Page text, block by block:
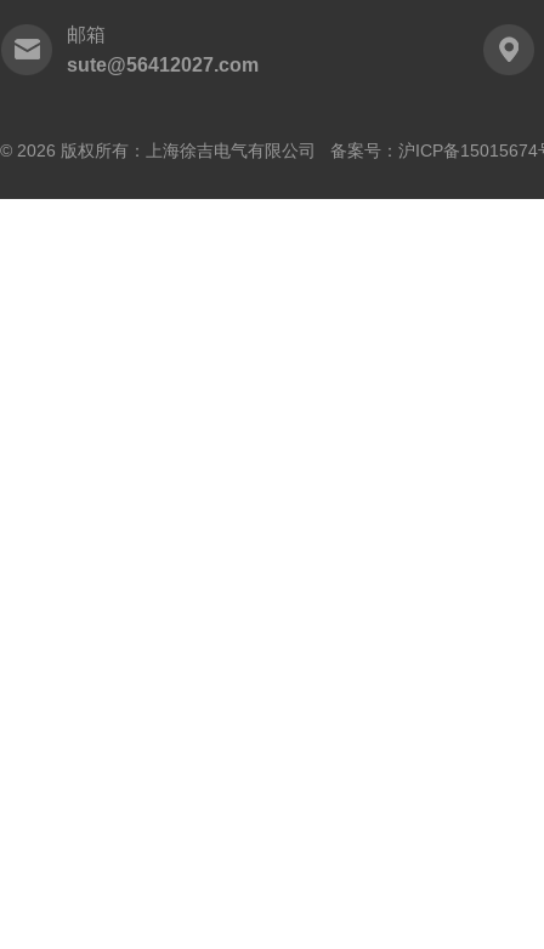
邮箱
sute@56412027.com
© 2026 版权所有：上海徐吉电气有限公司 备案号： 沪ICP备15015674